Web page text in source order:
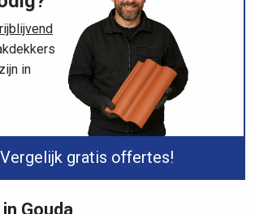
in
Vergelijk gratis offertes!
Gouda